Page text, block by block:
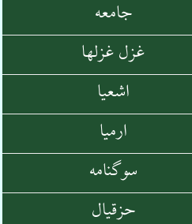
جامعه
غزل غزلها
اشعیا
ارمیا
سوگنامه
حزقیال